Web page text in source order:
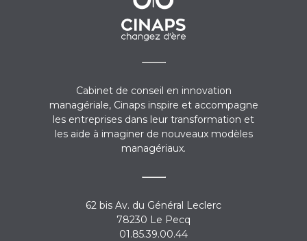
Cabinet de conseil en innovation
managériale, Cinaps inspire et accompagne
les entreprises dans leur transformation et
les aide à imaginer de nouveaux modèles
managériaux.
62 bis Av. du Général Leclerc
78230 Le Pecq
01.85.39.00.44